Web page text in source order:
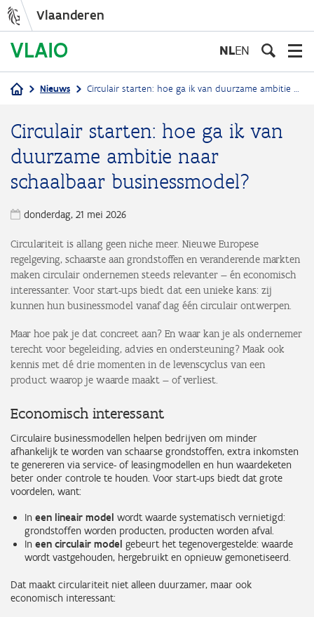
inhoud
Vlaanderen
NLEN
Nieuws Circulair starten: hoe ga ik van duurzame ambitie naar schaalbaar businessmodel?
Circulair starten: hoe ga ik van
duurzame ambitie naar
schaalbaar businessmodel?
donderdag, 21 mei 2026
Circulariteit is allang geen niche meer. Nieuwe Europese
regelgeving, schaarste aan grondstoffen en veranderende markten
maken circulair ondernemen steeds relevanter — én economisch
interessanter. Voor start-ups biedt dat een unieke kans: zij
kunnen hun businessmodel vanaf dag één circulair ontwerpen.
Maar hoe pak je dat concreet aan? En waar kan je als ondernemer
terecht voor begeleiding, advies en ondersteuning? Maak ook
kennis met dé drie momenten in de levenscyclus van een
product waarop je waarde maakt — of verliest.
Economisch interessant
Circulaire businessmodellen helpen bedrijven om minder
afhankelijk te worden van schaarse grondstoffen, extra inkomsten
te genereren via service- of leasingmodellen en hun waardeketen
beter onder controle te houden. Voor start-ups biedt dat grote
voordelen, want:
In een lineair model wordt waarde systematisch vernietigd:
grondstoffen worden producten, producten worden afval.
In een circulair model gebeurt het tegenovergestelde: waarde
wordt vastgehouden, hergebruikt en opnieuw gemonetiseerd.
Dat maakt circulariteit niet alleen duurzamer, maar ook
economisch interessant: